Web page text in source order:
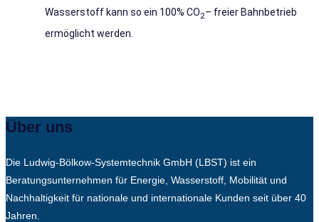
Wasserstoff kann so ein 100% CO2– freier Bahnbetrieb
ermöglicht werden.
Über uns
Die Ludwig-Bölkow-Systemtechnik GmbH (LBST) ist ein
Beratungsunternehmen für Energie, Wasserstoff, Mobilität und
Nachhaltigkeit für nationale und internationale Kunden seit über 40
Jahren.